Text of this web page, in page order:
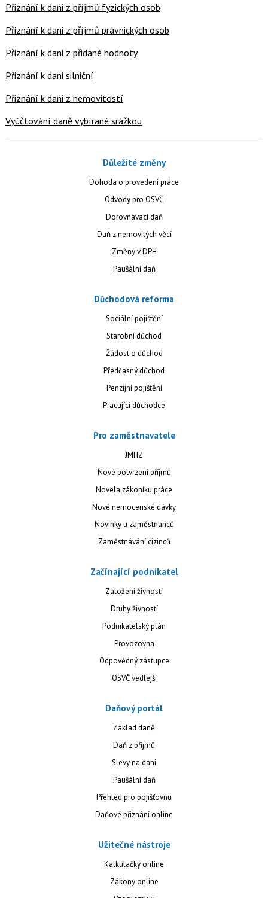
Přiznání k dani z příjmů fyzických osob
Přiznání k dani z příjmů právnických osob
Přiznání k dani z přidané hodnoty
Přiznání k dani silniční
Přiznání k dani z nemovitostí
Vyúčtování daně vybírané srážkou
Důležité změny
Dohoda o provedení práce
Odvody pro OSVČ
Dorovnávací daň
Daň z nemovitých věcí
Změny v DPH
Paušální daň
Důchodová reforma
Sociální pojištění
Starobní důchod
Žádost o důchod
Předčasný důchod
Penzijní pojištění
Pracující důchodce
Pro zaměstnavatele
JMHZ
Nové potvrzení příjmů
Novela zákoníku práce
Nové nemocenské dávky
Novinky u zaměstnanců
Zaměstnávání cizinců
Začínající podnikatel
Založení živnosti
Druhy živností
Podnikatelský plán
Provozovna
Odpovědný zástupce
OSVČ vedlejší
Daňový portál
Základ daně
Daň z příjmů
Slevy na dani
Paušální daň
Přehled pro pojišťovnu
Daňové přiznání online
Užitečné nástroje
Kalkulačky online
Zákony online